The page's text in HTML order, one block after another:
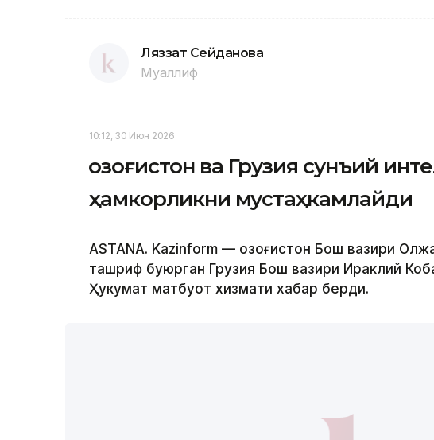
Ляззат Сейданова
Муаллиф
10:12, 30 Июн 2026
Қозоғистон ва Грузия сунъий
ҳамкорликни мустаҳкамлайди
ASTANA. Kazinform — Қозоғистон Бош вазири
ташриф буюрган Грузия Бош вазири Ираклий
Ҳукумат матбуот хизмати хабар берди.